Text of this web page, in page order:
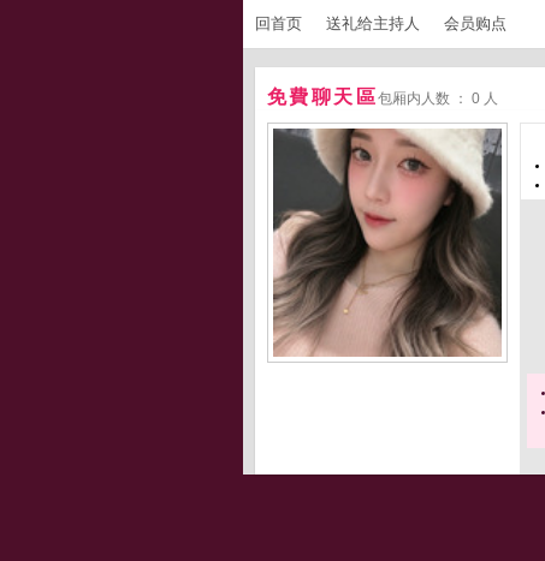
回首页 送礼给主持人 会员购点
免費聊天區包厢内人数 ： 0 人